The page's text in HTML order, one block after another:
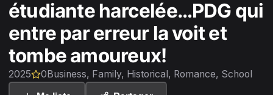
étudiante harcelée…PDG qui
entre par erreur la voit et
tombe amoureux!
2025 0 Business, Family, Historical, Romance, School